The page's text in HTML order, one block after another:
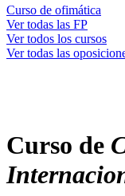
Curso de ofimática
Ver todas las FP
Ver todos los cursos
Ver todas las
Curso de